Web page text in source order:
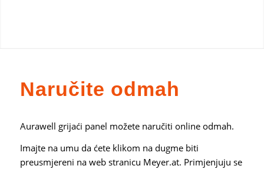
Naručite odmah
Aurawell grijaći panel možete naručiti online odmah.
Imajte na umu da ćete klikom na dugme biti
preusmjereni na web stranicu Meyer.at. Primjenjuju se